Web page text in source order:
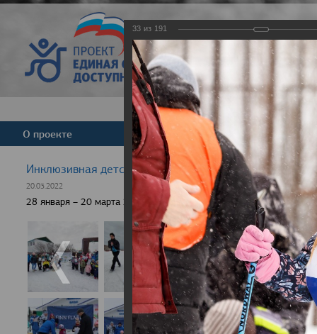
Версия для
О проекте Команда Новости
Инклюзивная детская гонка "Лыжня здоровья" 2022
20.03.2022
28 января – 20 марта 2022 г., 10 населенных пунктов России,
33 из 191